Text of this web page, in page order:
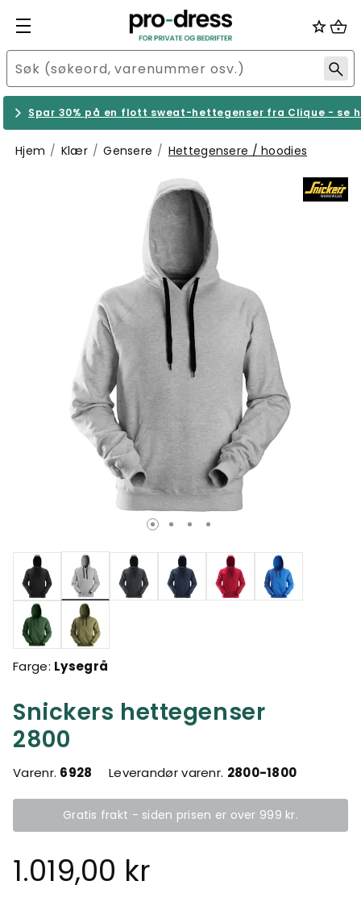
Spar 30% på en flott sweat-hettegenser fra Clique - se
Hjem Klær Gensere Hettegensere / hoodies
Snickers hettegenser
2800
Varenr. 6928 Leverandør varenr. 2800-1800
Gratis frakt - siden prisen er over 999 kr.
1.019,00 kr
valgte
Farge: Lysegrå